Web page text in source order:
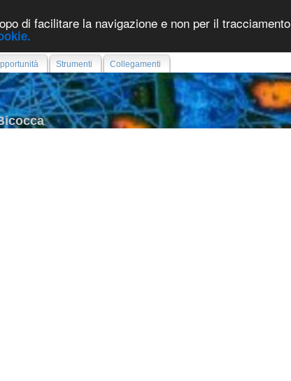
di facilitare la navigazione e non per il
Strumenti Collegamenti